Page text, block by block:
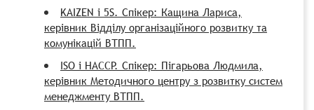
KAIZEN і 5S. Спікер: Кащина Лариса,
керівник Відділу організаційного розвитку та
комунікацій ВТПП.
ISO і HACCP. Спікер: Пігарьова Людмила,
керівник Методичного центру з розвитку систем
менеджменту ВТПП.